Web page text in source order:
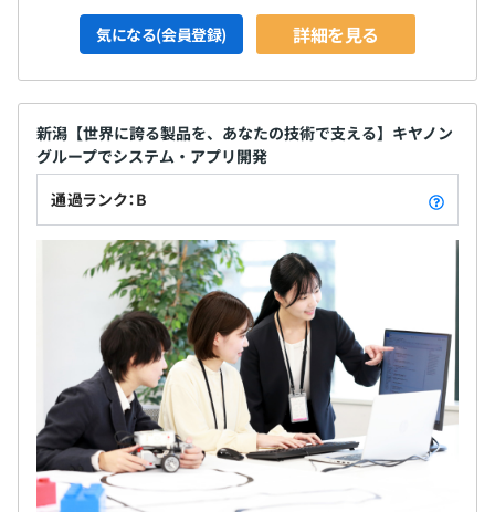
気になる(会員登録) 詳細を見る
新潟【世界に誇る製品を、あなたの技術で支える】キヤノン
グループでシステム・アプリ開発
通過ランク：B